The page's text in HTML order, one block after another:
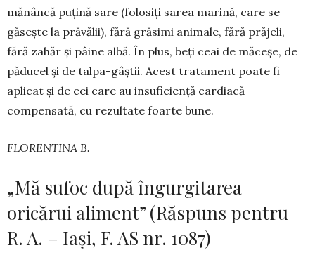
mănâncă puțină sare (folosiți sarea marină, care se
găsește la pră­vălii), fără grăsimi animale, fără prăjeli,
fără zahăr și pâine albă. În plus, beți ceai de mă­ceșe, de
păducel și de talpa-gâș­tii. Acest trata­ment poa­te fi
aplicat și de cei care au in­su­ficiență cardiacă
compensată, cu rezultate foarte bune.
FLORENTINA B.
„Mă sufoc după îngurgitarea
oricărui aliment” (Răspuns pentru
R. A. – Iași, F. AS nr. 1087)